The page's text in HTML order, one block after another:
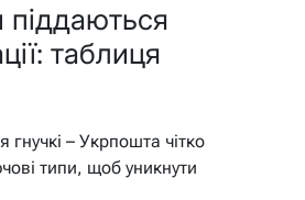
піддаються
таблиця
гнучкі – Укрпошта чітко
типи, щоб уникнути